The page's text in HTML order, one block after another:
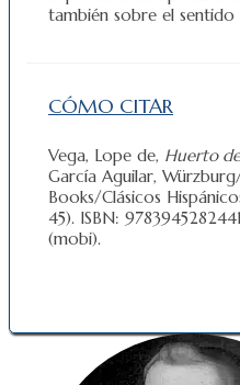
también sobre el
CÓMO CITAR
Vega, Lope de, Huerto
García Aguilar,
Books/Clásicos
45). ISBN:
(mobi).